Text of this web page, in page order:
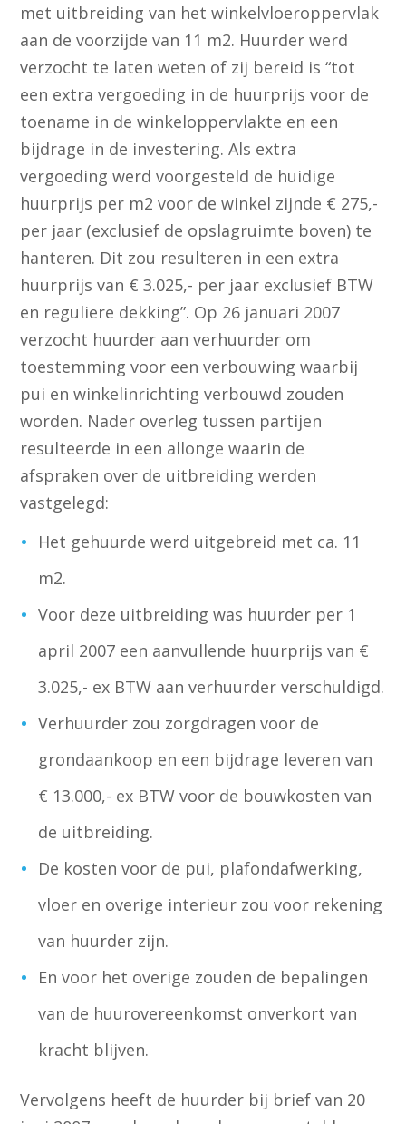
met uitbreiding van het winkelvloeroppervlak
aan de voorzijde van 11 m2. Huurder werd
verzocht te laten weten of zij bereid is “tot
een extra vergoeding in de huurprijs voor de
toename in de winkeloppervlakte en een
bijdrage in de investering. Als extra
vergoeding werd voorgesteld de huidige
huurprijs per m2 voor de winkel zijnde € 275,-
per jaar (exclusief de opslagruimte boven) te
hanteren. Dit zou resulteren in een extra
huurprijs van € 3.025,- per jaar exclusief BTW
en reguliere dekking”. Op 26 januari 2007
verzocht huurder aan verhuurder om
toestemming voor een verbouwing waarbij
pui en winkelinrichting verbouwd zouden
worden. Nader overleg tussen partijen
resulteerde in een allonge waarin de
afspraken over de uitbreiding werden
vastgelegd:
Het gehuurde werd uitgebreid met ca. 11
m2.
Voor deze uitbreiding was huurder per 1
april 2007 een aanvullende huurprijs van €
3.025,- ex BTW aan verhuurder verschuldigd.
Verhuurder zou zorgdragen voor de
grondaankoop en een bijdrage leveren van
€ 13.000,- ex BTW voor de bouwkosten van
de uitbreiding.
De kosten voor de pui, plafondafwerking,
vloer en overige interieur zou voor rekening
van huurder zijn.
En voor het overige zouden de bepalingen
van de huurovereenkomst onverkort van
kracht blijven.
Vervolgens heeft de huurder bij brief van 20